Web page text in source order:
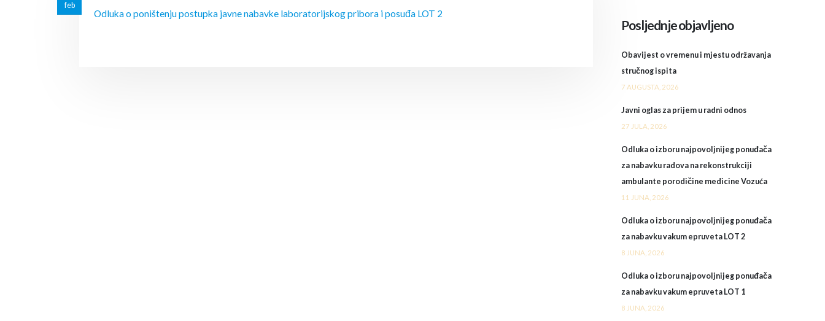
feb
Odluka o poništenju postupka javne nabavke laboratorijskog pribora i posuđa LOT 2
Posljednje objavljeno
Obavijest o vremenu i mjestu održavanja
stručnog ispita
7 AUGUSTA, 2026
Javni oglas za prijem u radni odnos
27 JULA, 2026
Odluka o izboru najpovoljnijeg ponuđača
za nabavku radova na rekonstrukciji
ambulante porodičine medicine Vozuća
11 JUNA, 2026
Odluka o izboru najpovoljnijeg ponuđača
za nabavku vakum epruveta LOT 2
8 JUNA, 2026
Odluka o izboru najpovoljnijeg ponuđača
za nabavku vakum epruveta LOT 1
8 JUNA, 2026